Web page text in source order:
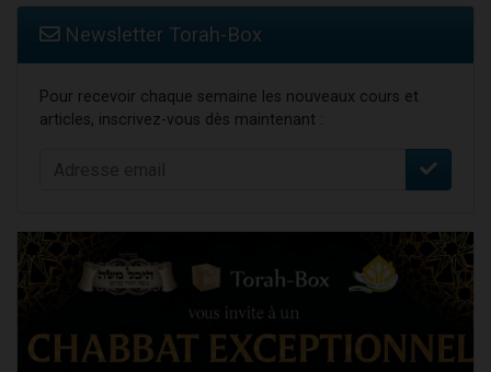
Newsletter Torah-Box
Pour recevoir chaque semaine les nouveaux cours et
articles, inscrivez-vous dès maintenant :